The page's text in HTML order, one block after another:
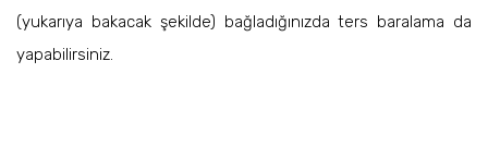
(yukarıya bakacak şekilde) bağladığınızda ters baralama da
yapabilirsiniz.